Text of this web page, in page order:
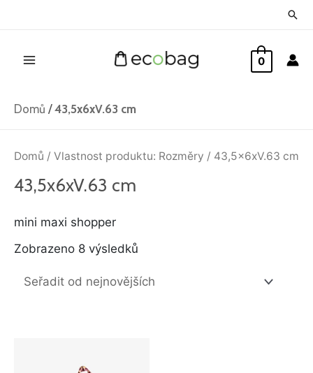
0
Domů /43,5x6xV.63 cm
Domů / Vlastnost produktu: Rozměry / 43,5x6xV.63 cm
43,5x6xV.63 cm
mini maxi shopper
Zobrazeno 8 výsledků
nejnovějších